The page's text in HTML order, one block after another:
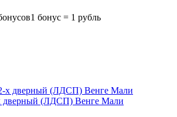
1 бонус = 1 рубль
дверный (ЛДСП) Венге Мали